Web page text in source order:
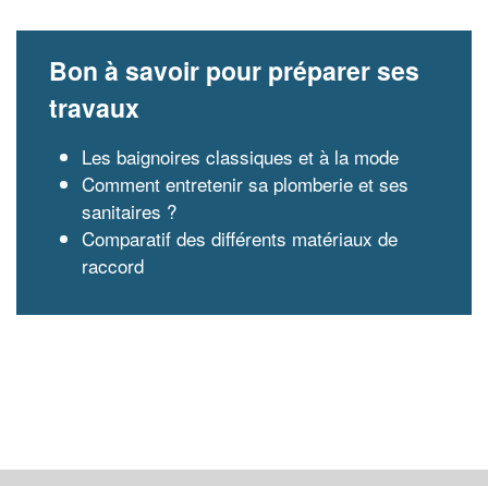
Bon à savoir pour préparer ses
travaux
Les baignoires classiques et à la mode
Comment entretenir sa plomberie et ses
sanitaires ?
Comparatif des différents matériaux de
raccord